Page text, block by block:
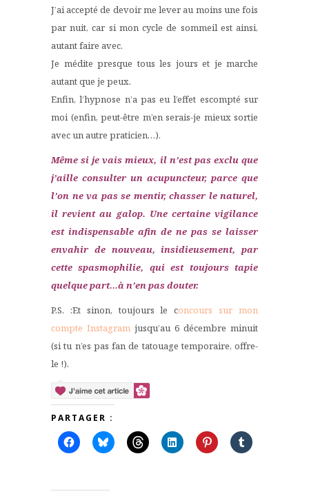
J’ai accepté de devoir me lever au moins une fois
par nuit, car si mon cycle de sommeil est ainsi,
autant faire avec.
Je médite presque tous les jours et je marche
autant que je peux.
Enfin, l’hypnose n’a pas eu l’effet escompté sur
moi (enfin, peut-être m’en serais-je mieux sortie
avec un autre praticien…).
Même si je vais mieux, il n’est pas exclu que
j’aille consulter un acupuncteur, parce que
l’on ne va pas se mentir, chasser le naturel,
il revient au galop. Une certaine vigilance
est indispensable afin de ne pas se laisser
envahir de nouveau, insidieusement, par
cette spasmophilie, qui est toujours tapie
quelque part…à n’en pas douter.
P.S. :Et sinon, toujours le concours sur mon
compte Instagram jusqu’au 6 décembre minuit
(si tu n’es pas fan de tatouage temporaire, offre-
le !).
PARTAGER :